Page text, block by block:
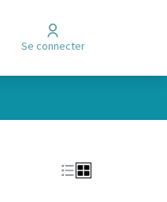
Se connecter